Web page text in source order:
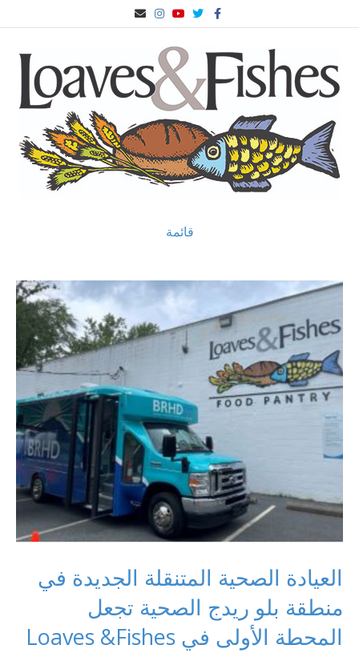
س
و
ت
ر
ي
د
ت
و
ب
س
غ
ر
ا
ب
د
ل
إ
ك
ت
ر
و
ن
ي
قائمة
العيادة الصحية المتنقلة الجديدة في
منطقة بلو ريدج الصحية تجعل
المحطة الأولى في Loaves &Fishes